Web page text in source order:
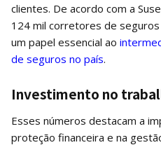
clientes. De acordo com a
124 mil corretores de
um papel essencial ao
de seguros no país.
Investimento no
Esses números destacam a
proteção financeira e na